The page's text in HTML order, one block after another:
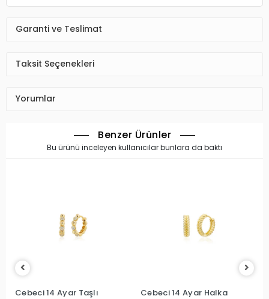
Garanti ve Teslimat
Taksit Seçenekleri
Yorumlar
Benzer Ürünler
Bu ürünü inceleyen kullanıcılar bunlara da baktı
Cebeci 14 Ayar Taşlı
Cebeci 14 Ayar Halka